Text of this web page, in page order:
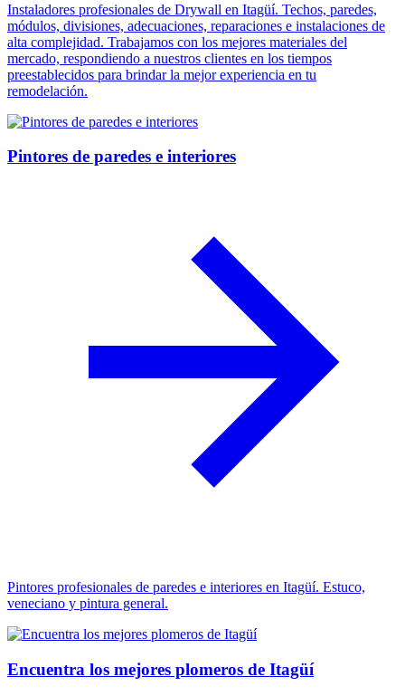
Instaladores profesionales de Drywall en Itagüí. Techos, paredes,
módulos, divisiones, adecuaciones, reparaciones e instalaciones de
alta complejidad. Trabajamos con los mejores materiales del
mercado, respondiendo a nuestros clientes en los tiempos
preestablecidos para brindar la mejor experiencia en tu
remodelación.
Pintores de paredes e interiores
Pintores profesionales de paredes e interiores en Itagüí. Estuco,
veneciano y pintura general.
Encuentra los mejores plomeros de Itagüí